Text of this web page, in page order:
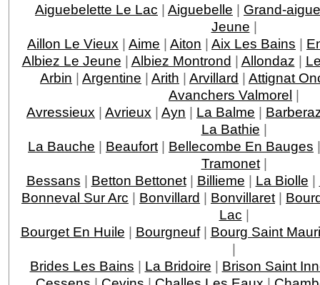
Aiguebelette Le Lac | Aiguebelle | Grand-
Jeune |
Aillon Le Vieux | Aime | Aiton | Aix Les Bains |
Albiez Le Jeune | Albiez Montrond | Allondaz |
Arbin | Argentine | Arith | Arvillard | Attignat
Avanchers Valmorel |
Avressieux | Avrieux | Ayn | La Balme |
La Bathie |
La Bauche | Beaufort | Bellecombe En Bauges
Tramonet|
Bessans | Betton Bettonet| Billieme | La Biolle |
Bonneval Sur Arc | Bonvillard | Bonvillaret |
Lac |
Bourget En Huile | Bourgneuf| Bourg Saint
|
Brides Les Bains | La Bridoire | Brison Saint